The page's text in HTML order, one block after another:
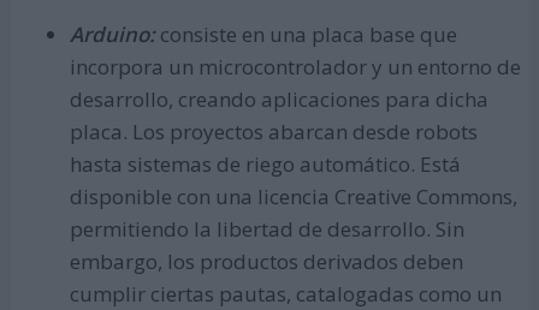
Arduino:consiste en una placa base que
incorpora un microcontrolador y un entorno de
desarrollo, creando aplicaciones para dicha
placa. Los proyectos abarcan desde robots
hasta sistemas de riego automático. Está
disponible con una licencia Creative Commons,
permitiendo la libertad de desarrollo. Sin
embargo, los productos derivados deben
cumplir ciertas pautas, catalogadas como un